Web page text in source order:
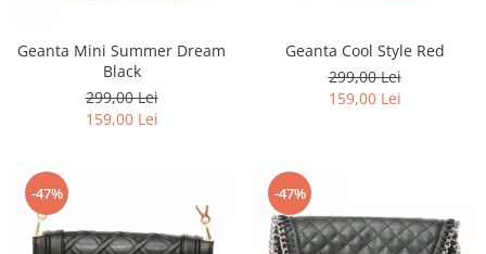
Geanta Mini Summer Dream
Black
299,00 Lei
159,00 Lei
Geanta Cool Style Red
299,00 Lei
159,00 Lei
-47% -47%